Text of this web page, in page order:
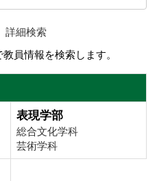
詳細検索
員情報を検索します。
表現学部
総合文化学科
芸術学科